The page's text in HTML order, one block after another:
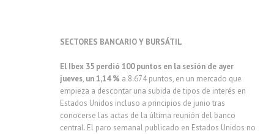
SECTORES BANCARIO Y BURSÁTIL
El Ibex 35 perdió 100 puntos en la sesión de ayer
jueves, un 1,14 % a 8.674 puntos, en un mercado que
empieza a descontar una subida de tipos de interés en
Estados Unidos incluso a principios de junio tras
conocerse las actas de la última reunión del banco
central. El paro semanal publicado en Estados Unidos no